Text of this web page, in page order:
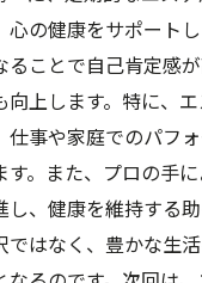
の健康をサポートし
ることで自己肯定感
向上します。特に、
仕事や家庭でのパフ
す。また、プロの手
し、健康を維持する
ではなく、豊かな生